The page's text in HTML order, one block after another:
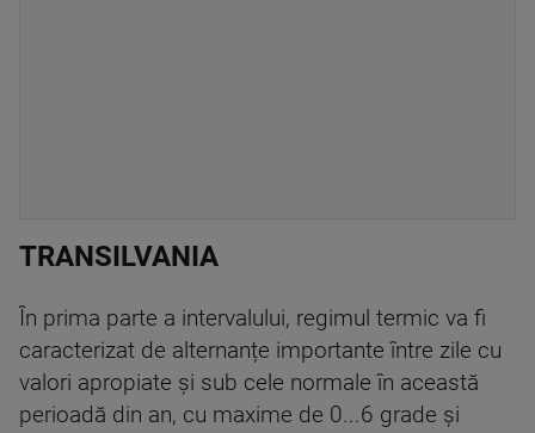
TRANSILVANIA
În prima parte a intervalului, regimul termic va fi
caracterizat de alternanțe importante între zile cu
valori apropiate și sub cele normale în această
perioadă din an, cu maxime de 0...6 grade și